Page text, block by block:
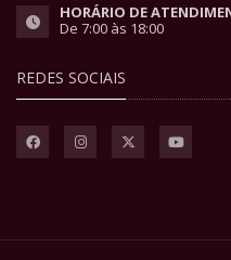
HORÁRIO DE
De 7:00 às 18:00
REDES SOCIAIS